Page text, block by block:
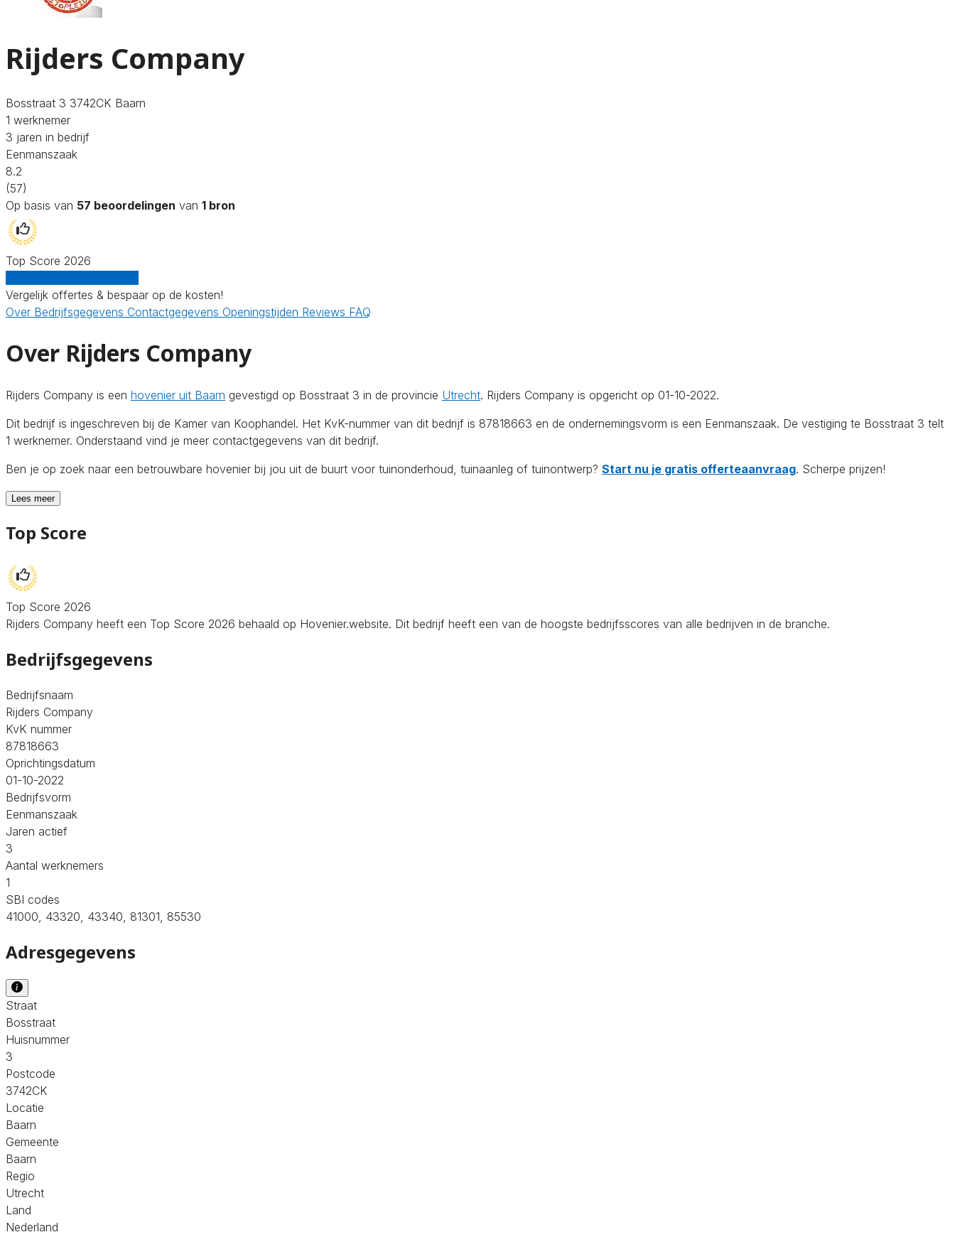
Rijders Company
Bosstraat 3 3742CK Baarn
1 werknemer
3 jaren in bedrijf
Eenmanszaak
8.2
(57)
Op basis van 57 beoordelingen van 1 bron
Top Score 2026
Vergelijk offertes & bespaar op de kosten!
Over Bedrijfsgegevens Contactgegevens Openingstijden Reviews FAQ
Over Rijders Company
Rijders Company is een hovenier uit Baarn gevestigd op Bosstraat 3 in de provincie Utrecht. Rijders Company is opgericht op 01-10-2022.
Dit bedrijf is ingeschreven bij de Kamer van Koophandel. Het KvK-nummer van dit bedrijf is 87818663 en de ondernemingsvorm is een Eenmanszaak. De vestiging te Bosstraat 3 telt
1 werknemer. Onderstaand vind je meer contactgegevens van dit bedrijf.
Ben je op zoek naar een betrouwbare hovenier bij jou uit de buurt voor tuinonderhoud, tuinaanleg of tuinontwerp? Start nu je gratis offerteaanvraag. Scherpe prijzen!
Lees meer
Top Score
Top Score 2026
Rijders Company heeft een Top Score 2026 behaald op Hovenier.website. Dit bedrijf heeft een van de hoogste bedrijfsscores van alle bedrijven in de branche.
Bedrijfsgegevens
Bedrijfsnaam
Rijders Company
KvK nummer
87818663
Oprichtingsdatum
01-10-2022
Bedrijfsvorm
Eenmanszaak
Jaren actief
3
Aantal werknemers
1
SBI codes
41000, 43320, 43340, 81301, 85530
Adresgegevens
Straat
Bosstraat
Huisnummer
3
Postcode
3742CK
Locatie
Baarn
Gemeente
Baarn
Regio
Utrecht
Land
Nederland